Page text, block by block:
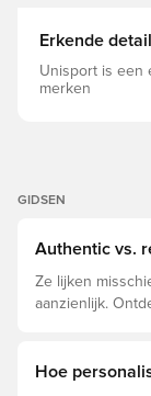
Erkende
Unisport is een
merken
GIDSEN
Authentic vs.
Ze lijken
aanzienlijk.
Hoe